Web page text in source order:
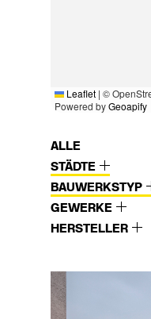
Leaflet | ©
Powered byGeoapify
ALLE
STÄDTE
BAUWERKSTYP
GEWERKE
HERSTELLER